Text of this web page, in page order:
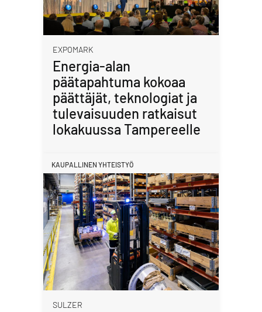
EXPOMARK
Energia-alan
päätapahtuma kokoaa
päättäjät, teknologiat ja
tulevaisuuden ratkaisut
lokakuussa Tampereelle
KAUPALLINEN YHTEISTYÖ
SULZER